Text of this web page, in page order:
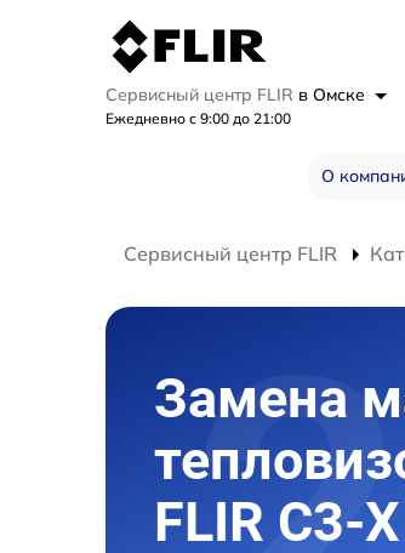
Сервисный центр FLIR в Омске
Ежедневно с 9:00 до 21:00
О
Сервисный центр FLIR
Замена
FLIR С3-Х